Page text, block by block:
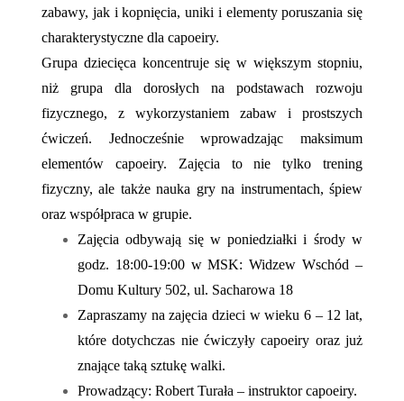
zabawy, jak i kopnięcia, uniki i elementy poruszania się
charakterystyczne dla capoeiry.
Grupa dziecięca koncentruje się w większym stopniu,
niż grupa dla dorosłych na podstawach rozwoju
fizycznego, z wykorzystaniem zabaw i prostszych
ćwiczeń. Jednocześnie wprowadzając maksimum
elementów capoeiry. Zajęcia to nie tylko trening
fizyczny, ale także nauka gry na instrumentach, śpiew
oraz współpraca w grupie.
Zajęcia odbywają się w poniedziałki i środy w
godz. 18:00-19:00 w MSK: Widzew Wschód –
Domu Kultury 502, ul. Sacharowa 18
Zapraszamy na zajęcia dzieci w wieku 6 – 12 lat,
które dotychczas nie ćwiczyły capoeiry oraz już
znające taką sztukę walki.
Prowadzący: Robert Turała – instruktor capoeiry.